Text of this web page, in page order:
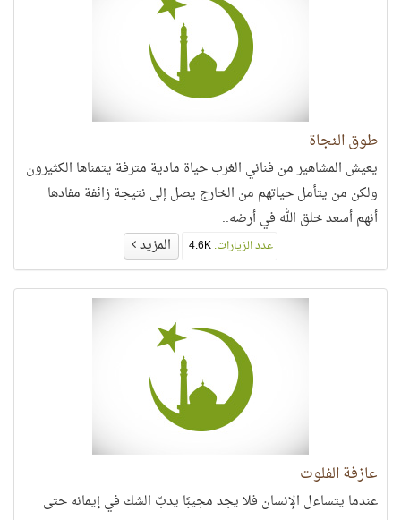
طوق النجاة
يعيش المشاهير من فناني الغرب حياة مادية مترفة يتمناها الكثيرون
ولكن من يتأمل حياتهم من الخارج يصل إلى نتيجة زائفة مفادها
أنهم أسعد خلق الله في أرضه..
عدد الزيارات: المزيد
عازفة الفلوت
عندما يتساءل الإنسان فلا يجد مجيبًا يدبّ الشك في إيمانه حتى